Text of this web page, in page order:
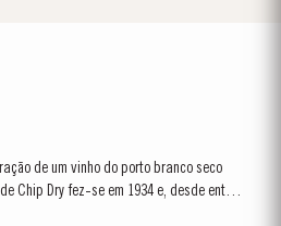
de um vinho do porto branco seco
Chip Dry fez-se em 1934 e, desde então,
Chip Dry é feito a partir